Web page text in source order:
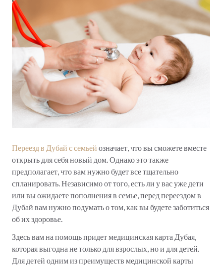
Переезд в Дубай с семьей означает, что вы сможете вместе
открыть для себя новый дом. Однако это также
предполагает, что вам нужно будет все тщательно
спланировать. Независимо от того, есть ли у вас уже дети
или вы ожидаете пополнения в семье, перед переездом в
Дубай вам нужно подумать о том, как вы будете заботиться
об их здоровье.
Здесь вам на помощь придет медицинская карта Дубая,
которая выгодна не только для взрослых, но и для детей.
Для детей одним из преимуществ медицинской карты